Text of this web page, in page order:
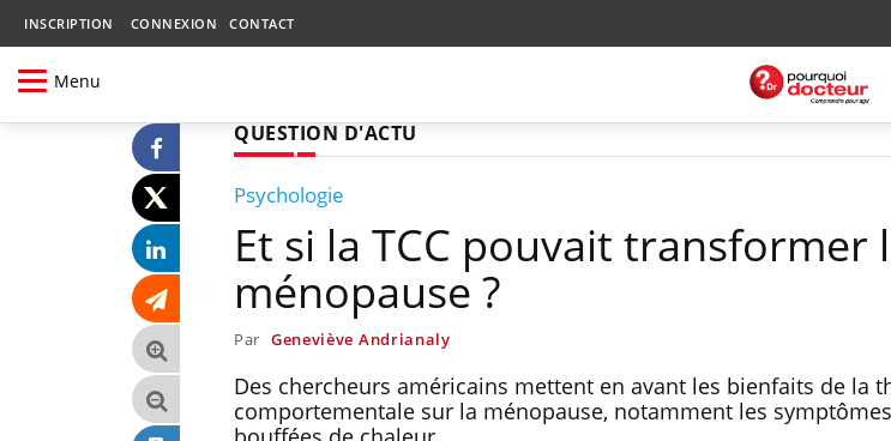
INSCRIPTION CONNEXION CONTACT
Menu
QUESTION D'ACTU
Psychologie
Et si la TCC pouvait transformer
ménopause ?
Par Geneviève Andrianaly
Des chercheurs américains mettent en avant les bienfaits de la
comportementale sur la ménopause, notamment les